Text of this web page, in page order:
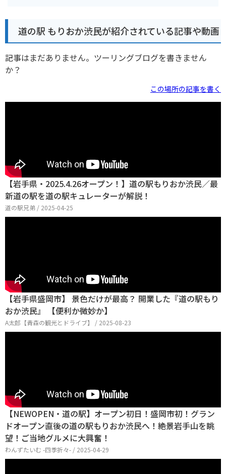
道の駅 もりおか渋民が紹介されている記事や動画
記事はまだありません。ツーリングブログを書きません
か？
この場所の記事を書く
【岩手県・2025.4.26オープン！】道の駅もりおか渋民／最
新道の駅を道の駅キュレーターが解説！
道の駅兄弟 / 2025-04-25
【岩手県盛岡市】 景色だけが最高？ 開業した『道の駅もり
おか渋民』 【便利か微妙か】
A太郎【青森の観光とドライブ】 / 2025-08-23
【NEWOPEN・道の駅】オープン初日！盛岡市初！グラン
ドオープン直後の道の駅もりおか渋民へ！絶景岩手山を眺
望！ご当地グルメに大興奮！
わんずたいむ -四季折々- / 2025-04-29